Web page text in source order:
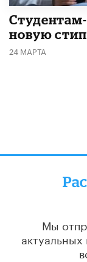
новую
24 МАРТА
Мы